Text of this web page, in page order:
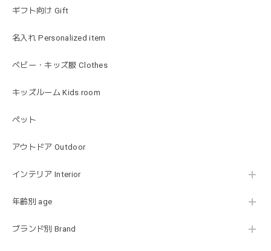
ギフト向け Gift
名入れ Personalized item
ベビー・キッズ服 Clothes
キッズルーム Kids room
ペット
アウトドア Outdoor
インテリア Interior
年齢別 age
ブランド別 Brand
2026/01/17
出産祝いで渡しました。友人がとても喜んでおりました！可
可愛いファーストトイが届きました！ ありがとうございま